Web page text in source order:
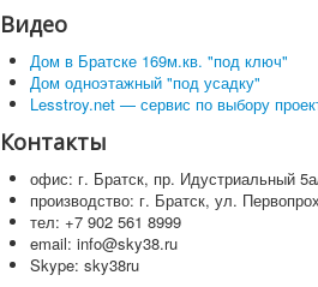
Видео
Дом в Братске 169м.кв. "под ключ"
Дом одноэтажный "под усадку"
Lesstroy.net — сервис по выбору
Контакты
офис: г. Братск, пр. Идустриальный
производство: г. Братск, ул.
тел: +7 902 561 8999
email: info@sky38.ru
Skype: sky38ru